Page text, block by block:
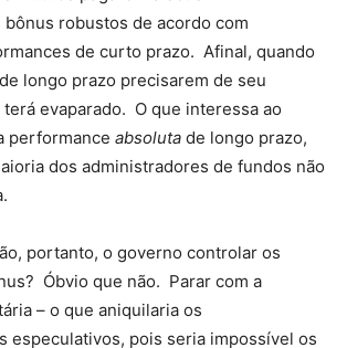
robustos de acordo com
de curto prazo. Afinal, quando
longo prazo precisarem de seu
evaparado. O que interessa ao
performance absoluta de longo prazo,
dos administradores de fundos não
portanto, o governo controlar os
Óbvio que não. Parar com a
– o que aniquilaria os
especulativos, pois seria impossível os